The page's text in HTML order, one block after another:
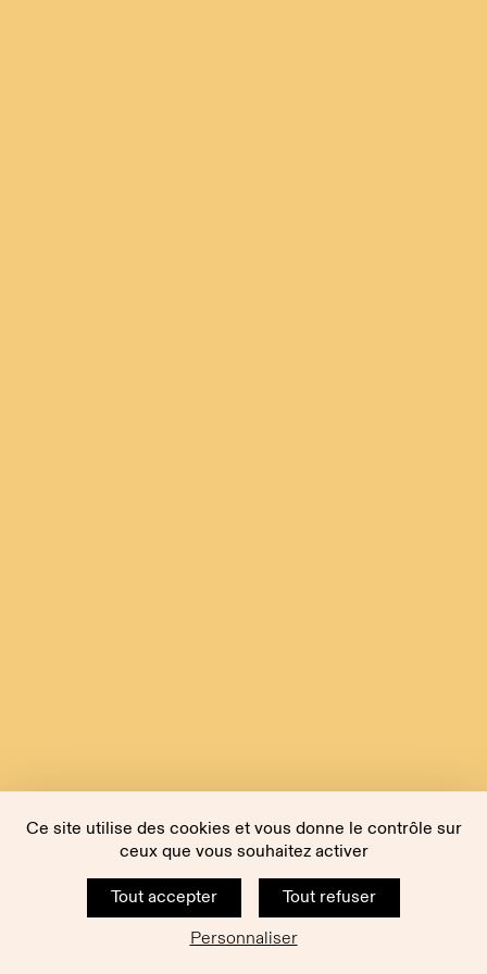
Ce site utilise des cookies et vous donne le contrôle sur
ceux que vous souhaitez activer
Tout accepter
Tout refuser
Personnaliser